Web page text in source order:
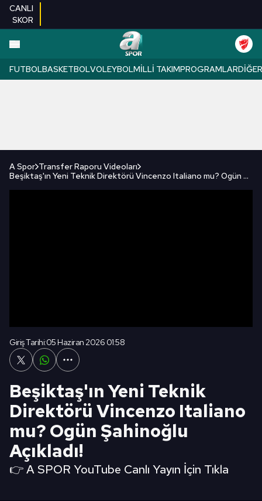
CANLI
SKOR
FUTBOLBASKETBOLVOLEYBOLMILLI TAKIMPROGRAMLARDIĞER
A Spor Transfer Raporu Videoları
Beşiktaş'ın Yeni Teknik Direktörü Vincenzo Italiano mu? Ogün Şahinoğlu Açıkladı!
Giriş Tarihi:05 Haziran 2026 01:58
Beşiktaş'ın Yeni Teknik
Direktörü Vincenzo Italiano
mu? Ogün Şahinoğlu
Açıkladı!
👉 A SPOR YouTube Canlı Yayın İçin Tıkla